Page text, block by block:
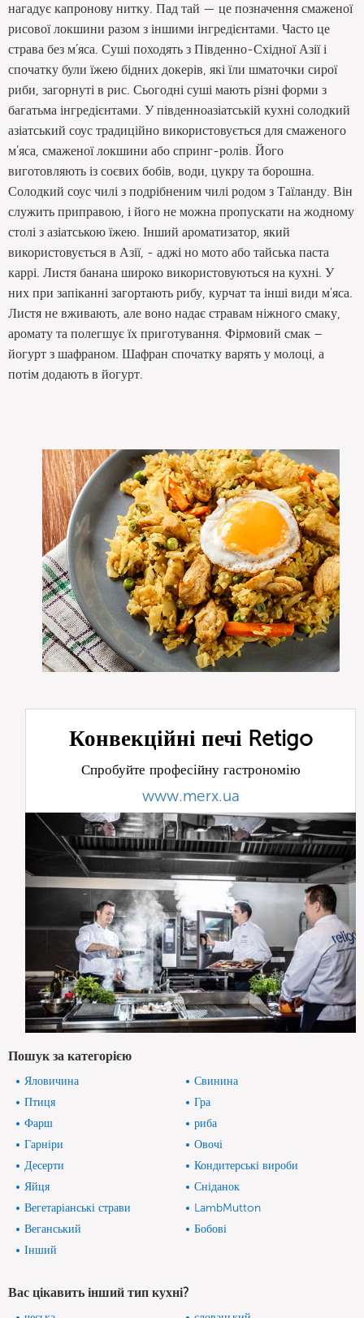
нагадує капронову нитку. Пад тай — це позначення смаженої
рисової локшини разом з іншими інгредієнтами. Часто це
страва без м’яса. Суші походять з Південно-Східної Азії і
спочатку були їжею бідних докерів, які їли шматочки сирої
риби, загорнуті в рис. Сьогодні суші мають різні форми з
багатьма інгредієнтами. У південноазіатській кухні солодкий
азіатський соус традиційно використовується для смаженого
м’яса, смаженої локшини або спринг-ролів. Його
виготовляють із соєвих бобів, води, цукру та борошна.
Солодкий соус чилі з подрібненим чилі родом з Таїланду. Він
служить приправою, і його не можна пропускати на жодному
столі з азіатською їжею. Інший ароматизатор, який
використовується в Азії, - аджі но мото або тайська паста
каррі. Листя банана широко використовуються на кухні. У
них при запіканні загортають рибу, курчат та інші види м'яса.
Листя не вживають, але воно надає стравам ніжного смаку,
аромату та полегшує їх приготування. Фірмовий смак –
йогурт з шафраном. Шафран спочатку варять у молоці, а
потім додають в йогурт.
Конвекційні печі Retigo
Спробуйте професійну гастрономію
www.merx.ua
Пошук за категорією
Яловичина
Свинина
Птиця
Гра
Фарш
риба
Гарніри
Овочі
Десерти
Кондитерські вироби
Яйця
Сніданок
Вегетаріанські страви
LambMutton
Веганський
Бобові
Інший
Вас цікавить інший тип кухні?